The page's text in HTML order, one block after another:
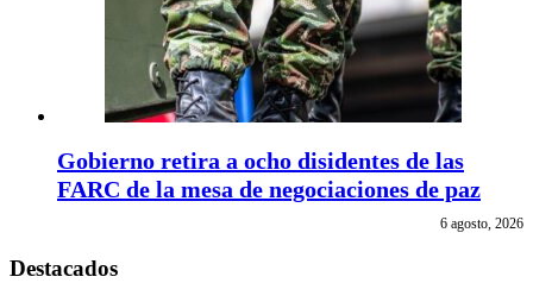
Gobierno retira a ocho disidentes de las
FARC de la mesa de negociaciones de paz
6 agosto, 2026
Destacados